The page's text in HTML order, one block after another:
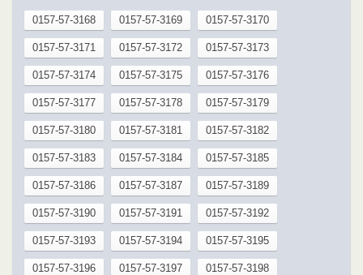
0157-57-3168 0157-57-3169 0157-57-3170
0157-57-3171 0157-57-3172 0157-57-3173
0157-57-3174 0157-57-3175 0157-57-3176
0157-57-3177 0157-57-3178 0157-57-3179
0157-57-3180 0157-57-3181 0157-57-3182
0157-57-3183 0157-57-3184 0157-57-3185
0157-57-3186 0157-57-3187 0157-57-3189
0157-57-3190 0157-57-3191 0157-57-3192
0157-57-3193 0157-57-3194 0157-57-3195
0157-57-3196 0157-57-3197 0157-57-3198